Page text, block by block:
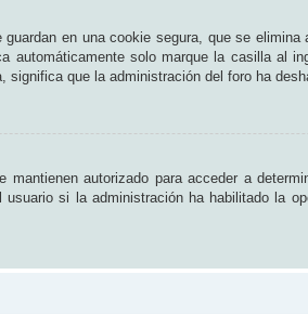
en una cookie segura, que se
automáticamente solo marque la casilla al
que la administración del foro ha
autorizado para acceder a
si la administración ha habilitado la